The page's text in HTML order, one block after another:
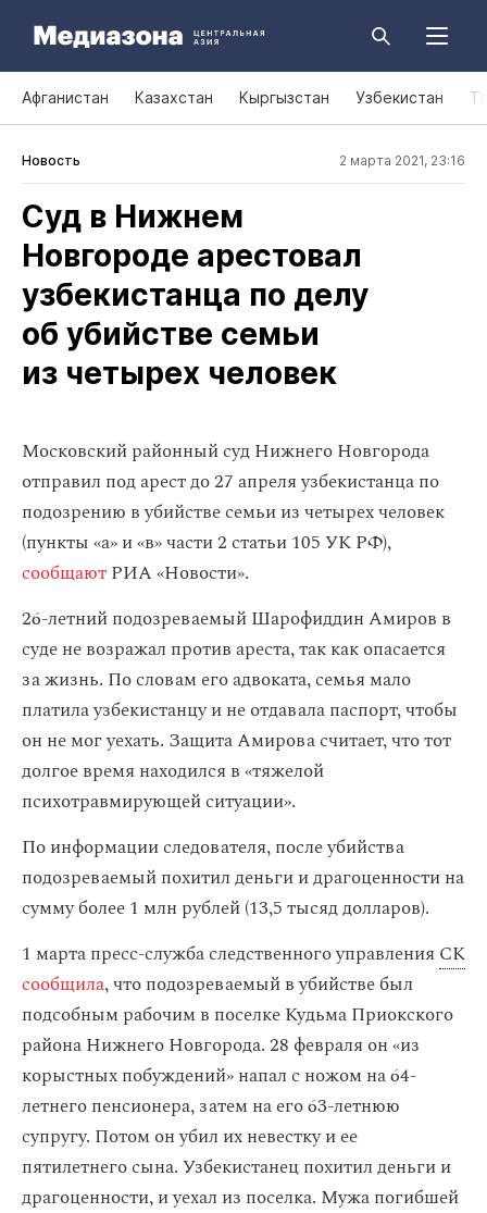
Афганистан Казахстан Кыргызстан Узбекистан
Новость 2 марта 2021, 23:16
Суд в Нижнем
Новгороде арестовал
узбекистанца по делу
об убийстве семьи
из четырех человек
Московский районный суд Нижнего Новгорода
отправил под арест до 27 апреля узбекистанца по
подозрению в убийстве семьи из четырех человек
(пункты «а» и «в» части 2 статьи 105 УК РФ),
сообщаютРИА «Новости».
26-летний подозреваемый Шарофиддин Амиров в
суде не возражал против ареста, так как опасается
за жизнь. По словам его адвоката, семья мало
платила узбекистанцу и не отдавала паспорт, чтобы
он не мог уехать. Защита Амирова считает, что тот
долгое время находился в «тяжелой
психотравмирующей ситуации».
По информации следователя, после убийства
подозреваемый похитил деньги и драгоценности на
сумму более 1 млн рублей (13,5 тысяд долларов).
1 марта пресс-служба следственного управления СК
сообщила, что подозреваемый в убийстве был
подсобным рабочим в поселке Кудьма Приокского
района Нижнего Новгорода. 28 февраля он «из
корыстных побуждений» напал с ножом на 64-
летнего пенсионера, затем на его 63-летнюю
супругу. Потом он убил их невестку и ее
пятилетнего сына. Узбекистанец похитил деньги и
драгоценности, и уехал из поселка. Мужа погибшей